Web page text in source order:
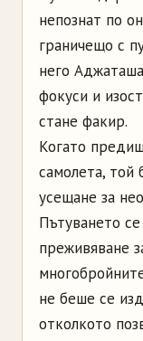
непознат по
граничещо с
него
фокуси и
стане факир.
Когато
самолета, той
усещане за
Пътуването
преживяване
не беше се
отколкото